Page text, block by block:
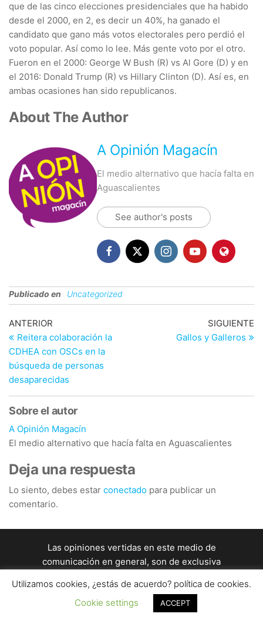
que de las cinco elecciones presidenciales que ha habido
desde el 2000, en 2, es decir un 40%, ha ganado el
candidato que gano más votos electorales pero perdió el
voto popular. Así como lo lee. Más gente voto por el otro.
Fueron en el 2000: George W Bush (R) vs Al Gore (D) y en
el 2016: Donald Trump (R) vs Hillary Clinton (D). Así es, en
ambas ocasiones han sido republicanos.
About The Author
A Opinión Magacín
El medio alternativo que hacía falta en
Aguascalientes
See author's posts
Publicado en Uncategorized
Navegación
de
entradas
Entrada
anterior
ANTERIOR
Reitera colaboración la
CDHEA con OSCs en la
búsqueda de personas
desaparecidas
SIGUIENTE
Gallos y Galleros
Sobre el autor
A Opinión Magacín
El medio alternativo que hacía falta en Aguascalientes
Deja una respuesta
Lo siento, debes estar conectado para publicar un
comentario.
Las opiniones vertidas en este medio de
comunicación en general, son de exclusiva
representan el pensamiento de A Opinión Magacín / A
Opinión Magacín en general es una producción de
Utilizamos cookies, ¿estás de acuerdo? política de cookies.
Cookie settings
ACCEPT